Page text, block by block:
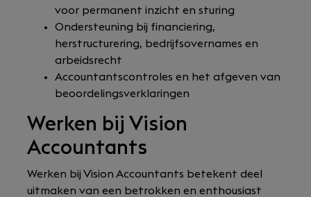
voor permanent inzicht en sturing
Ondersteuning bij financiering,
herstructurering, bedrijfsovernames en
arbeidsrecht
Accountantscontroles en het afgeven van
beoordelingsverklaringen
Werken bij Vision
Accountants
Werken bij Vision Accountants betekent deel
uitmaken van een betrokken en enthousiast